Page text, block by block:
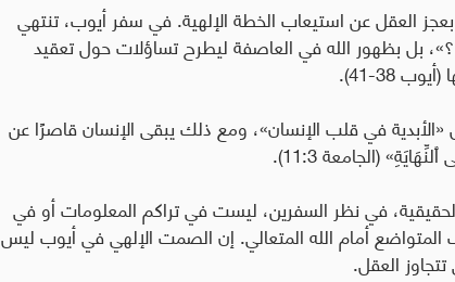
العقل عن استيعاب الخطة الإلهية. في سفر أيوب، تنتهي
بل بظهور الله في العاصفة ليطرح تساؤلات حول تعقيد
38-41).
في قلب الإنسان»، ومع ذلك يبقى الإنسان قاصرًا عن
(الجامعة 11:3).
في نظر السفرين، ليست في تراكم المعلومات أو في
المتواضع أمام الله المتعالي. إن الصمت الإلهي في أيوب ليس
العقل.